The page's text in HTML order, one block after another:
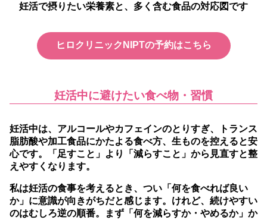
妊活で摂りたい栄養素と、多く含む食品の対応図です
ヒロクリニックNIPTの予約はこちら
妊活中に避けたい食べ物・習慣
妊活中は、アルコールやカフェインのとりすぎ、トランス
脂肪酸や加工食品にかたよる食べ方、生ものを控えると安
心です。
「足すこと」より「減らすこと」から見直すと整
えやすくなります。
私は妊活の食事を考えるとき、つい「何を食べれば良い
か」に意識が向きがちだと感じます。けれど、続けやすい
のはむしろ逆の順番。まず「何を減らすか・やめるか」か